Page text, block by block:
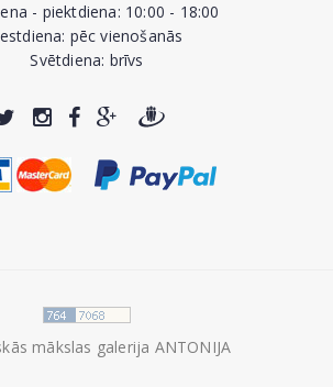
- piektdiena: 10:00 - 18:00
pēc vienošanās
Svētdiena: brīvs
mākslas galerija ANTONIJA